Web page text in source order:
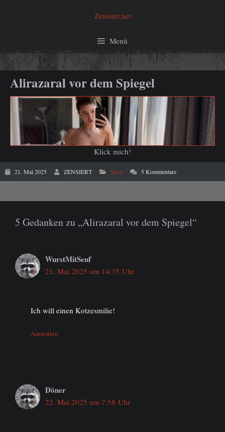
Zensiert.net
Menü
Alirazaral vor dem Spiegel
Klick mich!
21. Mai 2025 ZENSIERT Sexy 5 Kommentare
5 Gedanken zu „Alirazaral vor dem Spiegel“
WurstMitSenf
21. Mai 2025 um 14:35 Uhr
Ich will einen Kotzesmilie!
Antworten
Döner
22. Mai 2025 um 7:58 Uhr